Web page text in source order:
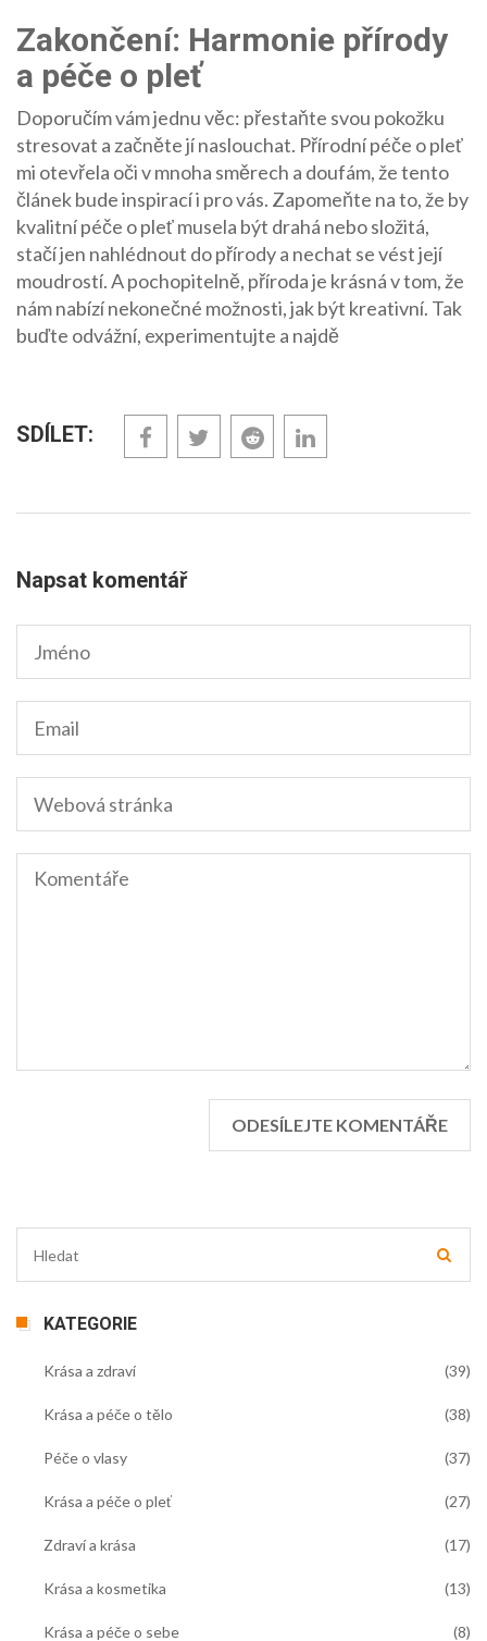
Zakončení: Harmonie přírody
a péče o pleť
Doporučím vám jednu věc: přestaňte svou pokožku
stresovat a začněte jí naslouchat. Přírodní péče o pleť
mi otevřela oči v mnoha směrech a doufám, že tento
článek bude inspirací i pro vás. Zapomeňte na to, že by
kvalitní péče o pleť musela být drahá nebo složitá,
stačí jen nahlédnout do přírody a nechat se vést její
moudrostí. A pochopitelně, příroda je krásná v tom, že
nám nabízí nekonečné možnosti, jak být kreativní. Tak
buďte odvážní, experimentujte a najdě
SDÍLET:
Napsat komentář
KATEGORIE
Krása a zdraví (39)
Krása a péče o tělo (38)
Péče o vlasy (37)
Krása a péče o pleť (27)
Zdraví a krása (17)
Krása a kosmetika (13)
Krása a péče o sebe (8)